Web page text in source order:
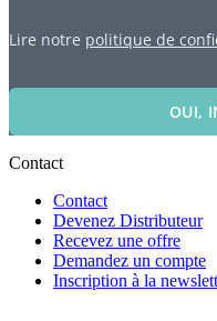
Lire notre politique de
OUI,
Contact
Contact
Devenez Distributeur
Recevez une offre
Demandez un compte
Inscription à la